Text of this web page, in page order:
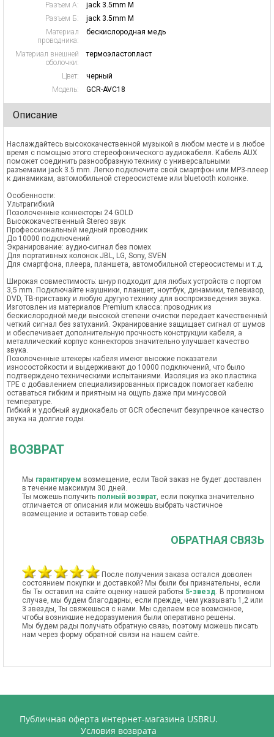
Разъем А:
jack 3.5mm M
Разъем Б:
jack 3.5mm M
Материал
проводника:
бескислородная медь
Материал внешней
оболочки:
термоэластопласт
Цвет:
черный
Модель:
GCR-AVC18
Описание
Наслаждайтесь высококачественной музыкой в любом месте и в любое
время с помощью этого стереофонического аудиокабеля. Кабель AUX
поможет соединить разнообразную технику с универсальными
разъемами jack 3.5 mm. Легко подключите свой смартфон или MP3-плеер
к динамикам, автомобильной стереосистеме или bluetooth колонке.
Особенности:
Ультрагибкий
Позолоченные коннекторы 24 GOLD
Высококачественный Stereo звук
Профессиональный медный проводник
До 10000 подключений
Экранирование: аудио-сигнал без помех
Для портативных колонок JBL, LG, Sony, SVEN
Для смартфона, плеера, планшета, автомобильной стереосистемы и т.д.
Широкая совместимость: шнур подходит для любых устройств с портом
3,5 mm. Подключайте наушники, планшет, ноутбук, динамики, телевизор,
DVD, ТВ-приставку и любую другую технику для воспроизведения звука.
Изготовлен из материалов Premium класса: проводник из
бескислородной меди высокой степени очистки передает качественный
четкий сигнал без затуханий. Экранирование защищает сигнал от шумов
и обеспечивает дополнительную прочность конструкции кабеля, а
металлический корпус коннекторов значительно улучшает качество
звука.
Позолоченные штекеры кабеля имеют высокие показатели
износостойкости и выдерживают до 10000 подключений, что было
подтверждено техническими испытаниями. Изоляция из эко пластика
TPE с добавлением специализированных присадок помогает кабелю
оставаться гибким и приятным на ощупь даже при минусовой
температуре.
Гибкий и удобный аудиокабель от GCR обеспечит безупречное качество
звука на долгие годы.
ВОЗВРАТ
Мы гарантируем возмещение, если Твой заказ не будет доставлен
в течение максимум 30 дней.
Ты можешь получить полный возврат, если покупка значительно
отличается от описания или можешь выбрать частичное
возмещение и оставить товар себе.
ОБРАТНАЯ СВЯЗЬ
После получения заказа остался доволен
состоянием покупки и доставкой? Мы были бы признательны, если
бы Ты оставил на сайте оценку нашей работы 5-звезд. В противном
случае, мы будем благодарны, если прежде, чем указывать 1,2 или
3 звезды, Ты свяжешься с нами. Мы сделаем все возможное,
чтобы возникшие недоразумения были оперативно решены.
Мы будем рады получать обратную связь, поэтому можешь писать
нам через форму обратной связи на нашем сайте.
Публичная оферта интернет-магазина USBRU.
Условия возврата